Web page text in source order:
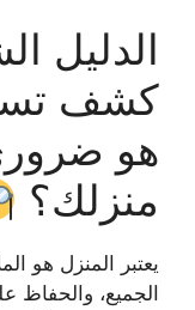
الدليل
كشف
هو
منزلك؟
يعتبر المنزل هو
الجميع، والحفاظ